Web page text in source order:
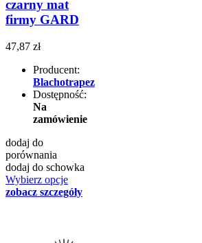
czarny mat
firmy GARD
47,87 zł
Producent:
Blachotrapez
Dostępność:
Na
zamówienie
dodaj do
porównania
dodaj do schowka
Wybierz opcje
zobacz szczegóły